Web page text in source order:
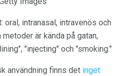
oral, intranasal, intravenös och
är kända på gatan,
"injecting" och "smoking."
användning finns det inget